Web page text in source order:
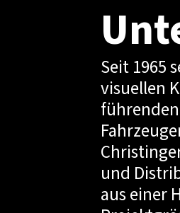
Seit 1965
visuellen
und
aus einer